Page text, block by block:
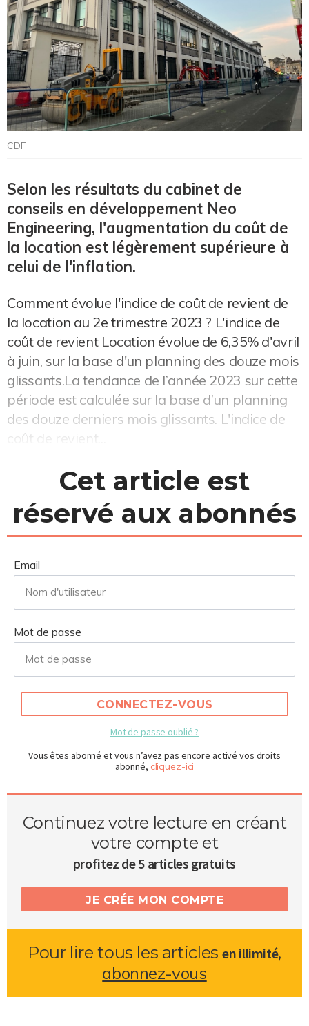
CDF
Selon les résultats du cabinet de
conseils en développement Neo
Engineering, l'augmentation du coût de
la location est légèrement supérieure à
celui de l'inflation.
Comment évolue l'indice de coût de revient de
la location au 2e trimestre 2023 ? L'indice de
coût de revient Location évolue de 6,35% d'avril
à juin, sur la base d'un planning des douze mois
glissants.La tendance de l’année 2023 sur cette
période est calculée sur la base d’un planning
des douze derniers mois glissants. L'indice de
coût de revient...
Cet article est
réservé aux abonnés
Email
Mot de passe
CONNECTEZ-VOUS
Mot de passe oublié ?
Vous êtes abonné et vous n’avez pas encore activé vos droits
abonné, cliquez-ici
Continuez votre lecture en créant
votre compte et
profitez de 5 articles gratuits
JE CRÉE MON COMPTE
Pour lire tous les articlesen illimité,
abonnez-vous